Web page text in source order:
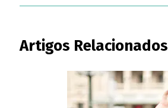
Artigos Relacionados